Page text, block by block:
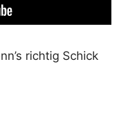
richtig Schick